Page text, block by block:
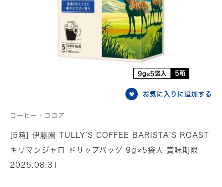
9g×5袋入 5箱
お気に入りに追加する
コーヒー・ココア
[5箱] 伊藤園 TULLY’S COFFEE BARISTA’S ROAST
キリマンジャロ ドリップバッグ 9g×5袋入 賞味期限
2025.08.31